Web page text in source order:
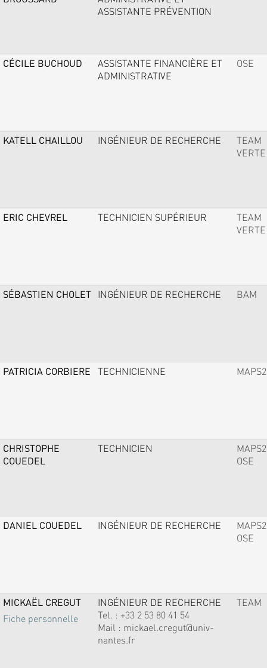
ASSISTANTE PRÉVENTION
CÉCILE BUCHOUD
ASSISTANTE FINANCIÈRE ET
ADMINISTRATIVE
OSE
KATELL CHAILLOU INGÉNIEUR DE RECHERCHE
TEAM
VERTE
ERIC CHEVREL TECHNICIEN SUPÉRIEUR
TEAM
VERTE
SÉBASTIEN CHOLET INGÉNIEUR DE RECHERCHE BAM
PATRICIA CORBIERE TECHNICIENNE MAPS2
CHRISTOPHE
COUEDEL
TECHNICIEN
MAPS2
OSE
DANIEL COUEDEL INGÉNIEUR DE RECHERCHE
MAPS2
OSE
MICKAËL CREGUT
Fiche personnelle
INGÉNIEUR DE RECHERCHE
Tel. : +33 2 53 80 41 54
Mail : mickael.cregut@univ-
nantes.fr
TEAM